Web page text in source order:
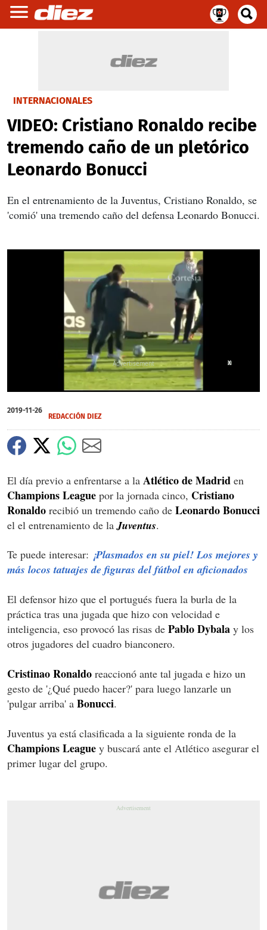
INTERNACIONALES
VIDEO: Cristiano Ronaldo recibe
tremendo caño de un pletórico
Leonardo Bonucci
En el entrenamiento de la Juventus, Cristiano Ronaldo, se
'comió' una tremendo caño del defensa Leonardo Bonucci.
of
32
X
2019-11-26
REDACCIÓN DIEZ
El día previo a enfrentarse a la Atlético de Madrid en
Champions League por la jornada cinco, Cristiano
Ronaldo recibió un tremendo caño de Leonardo Bonucci
el el entrenamiento de la Juventus.
Te puede interesar: ¡Plasmados en su piel! Los mejores y
más locos tatuajes de figuras del fútbol en aficionados
El defensor hizo que el portugués fuera la burla de la
práctica tras una jugada que hizo con velocidad e
inteligencia, eso provocó las risas de Pablo Dybala y los
otros jugadores del cuadro bianconero.
Cristinao Ronaldo reaccionó ante tal jugada e hizo un
gesto de '¿Qué puedo hacer?' para luego lanzarle un
'pulgar arriba' a Bonucci.
Juventus ya está clasificada a la siguiente ronda de la
Champions League y buscará ante el Atlético asegurar el
primer lugar del grupo.